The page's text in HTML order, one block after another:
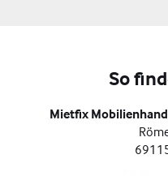
So
Mietfix